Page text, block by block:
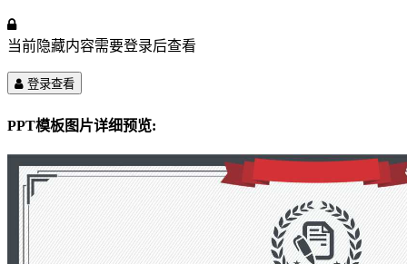
当前隐藏内容需要登录后查看
登录查看
PPT模板图片详细预览: